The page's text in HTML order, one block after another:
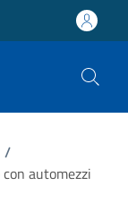
/
automezzi